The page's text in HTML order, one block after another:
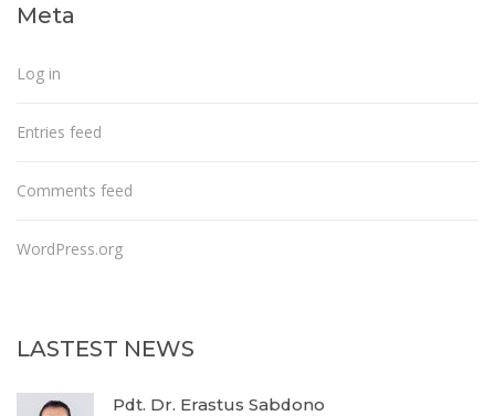
Meta
Log in
Entries feed
Comments feed
WordPress.org
LASTEST NEWS
Pdt. Dr. Erastus Sabdono